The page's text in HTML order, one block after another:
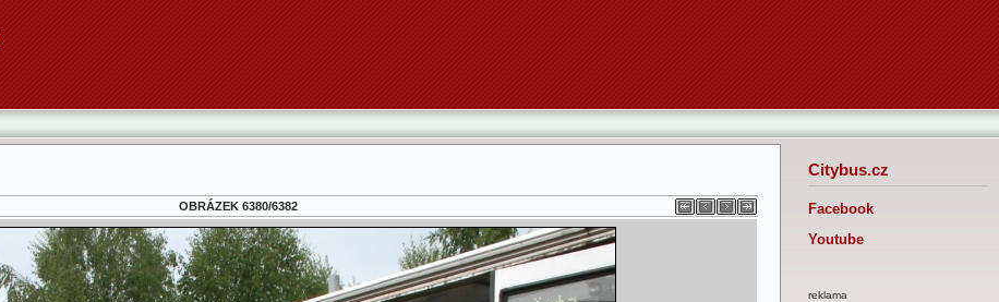
Citybus.cz
Facebook
Youtube
reklama
OBRÁZEK 6380/6382